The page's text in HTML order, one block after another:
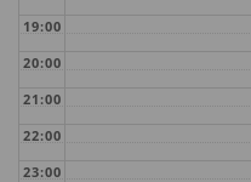
19:00
20:00
21:00
22:00
23:00